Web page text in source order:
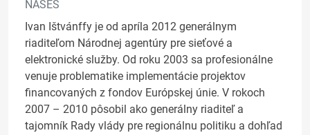
NASES
Ivan Ištvánffy je od apríla 2012 generálnym
riaditeľom Národnej agentúry pre sieťové a
elektronické služby. Od roku 2003 sa profesionálne
venuje problematike implementácie projektov
financovaných z fondov Európskej únie. V rokoch
2007 – 2010 pôsobil ako generálny riaditeľ a
tajomník Rady vlády pre regionálnu politiku a dohľad